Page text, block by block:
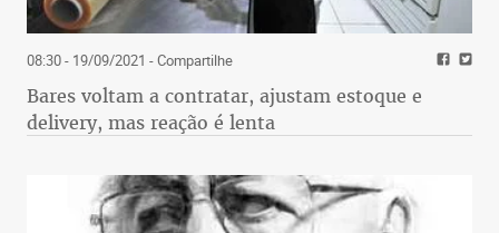
08:30 - 19/09/2021 - Compartilhe
Bares voltam a contratar, ajustam estoque e
delivery, mas reação é lenta